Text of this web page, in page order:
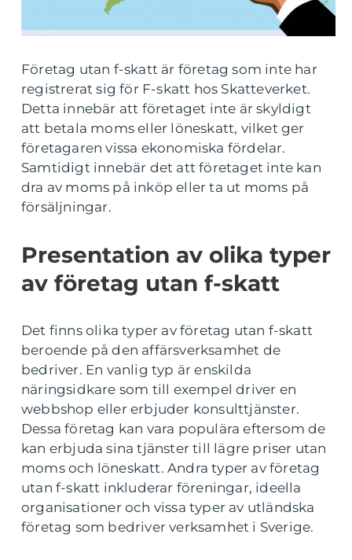
Företag utan f-skatt är företag som inte har
registrerat sig för F-skatt hos Skatteverket.
Detta innebär att företaget inte är skyldigt
att betala moms eller löneskatt, vilket ger
företagaren vissa ekonomiska fördelar.
Samtidigt innebär det att företaget inte kan
dra av moms på inköp eller ta ut moms på
försäljningar.
Presentation av olika typer
av företag utan f-skatt
Det finns olika typer av företag utan f-skatt
beroende på den affärsverksamhet de
bedriver. En vanlig typ är enskilda
näringsidkare som till exempel driver en
webbshop eller erbjuder konsulttjänster.
Dessa företag kan vara populära eftersom de
kan erbjuda sina tjänster till lägre priser utan
moms och löneskatt. Andra typer av företag
utan f-skatt inkluderar föreningar, ideella
organisationer och vissa typer av utländska
företag som bedriver verksamhet i Sverige.